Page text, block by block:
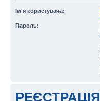
Ім'я користувача:
Пароль:
РЕЄСТРАЦІЯ